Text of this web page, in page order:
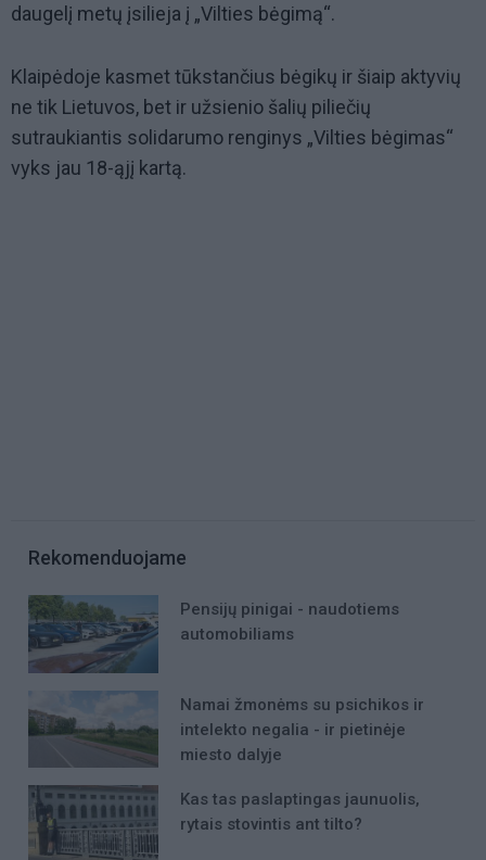
daugelį metų įsilieja į „Vilties bėgimą“.
Klaipėdoje kasmet tūkstančius bėgikų ir šiaip aktyvių
ne tik Lietuvos, bet ir užsienio šalių piliečių
sutraukiantis solidarumo renginys „Vilties bėgimas“
vyks jau 18-ąjį kartą.
Rekomenduojame
Pensijų pinigai - naudotiems
automobiliams
Namai žmonėms su psichikos ir
intelekto negalia - ir pietinėje
miesto dalyje
Kas tas paslaptingas jaunuolis,
rytais stovintis ant tilto?